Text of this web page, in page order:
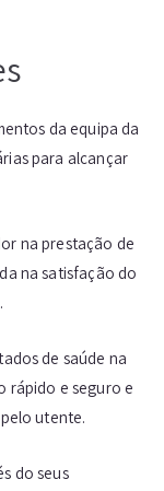
da equipa da
para alcançar
na prestação de
na satisfação do
de saúde na
rápido e seguro e
utente.
do seus